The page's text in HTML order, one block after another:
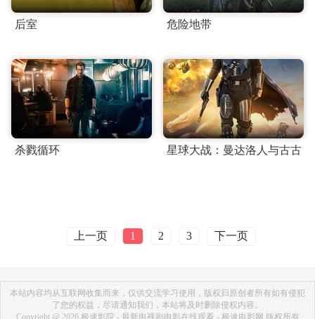
后室 危险地带
杀戮循环 星球大战：曼达洛人与古古
上一页 1 2 3 下一页
本站内容均从互联网收集而来，仅供交流学习使用，版权归原创者所有如有侵犯
了您的权益，尽请通知我们，本站将及时删除侵权内容。